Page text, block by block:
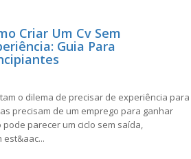
Criar Um Cv Sem
Guia Para
o dilema de precisar de experiência para
precisam de um emprego para ganhar
parecer um ciclo sem saída,